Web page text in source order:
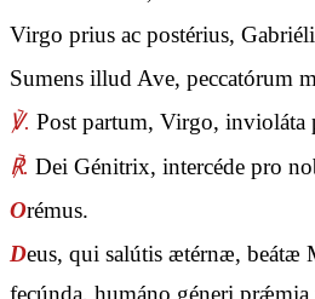
Virgo prius ac postérius,
Sumens illud Ave, peccatórum
℣. Post partum, Virgo, invioláta
℟. Dei Génitrix, intercéde pro
Orémus.
Deus, qui salútis ætérnæ, beátæ
fecúnda, humáno géneri